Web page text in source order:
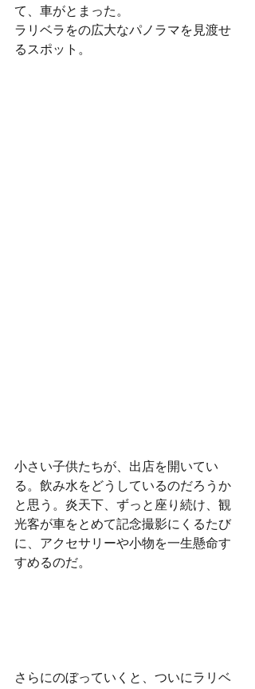
て、車がとまった。
ラリベラをの広大なパノラマを見渡せ
るスポット。
小さい子供たちが、出店を開いてい
る。飲み水をどうしているのだろうか
と思う。炎天下、ずっと座り続け、観
光客が車をとめて記念撮影にくるたび
に、アクセサリーや小物を一生懸命す
すめるのだ。
さらにのぼっていくと、ついにラリベ